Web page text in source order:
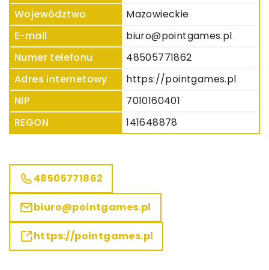
Województwo
Mazowieckie
E-mail
biuro@pointgames.pl
Numer telefonu
48505771862
Adres internetowy
https://pointgames.pl
NIP
7010160401
REGON
141648878
48505771862
biuro@pointgames.pl
https://pointgames.pl